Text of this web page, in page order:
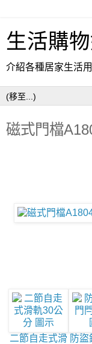
生活購
介紹各種居家生活
磁式門檔
二節自走式滑 防盜